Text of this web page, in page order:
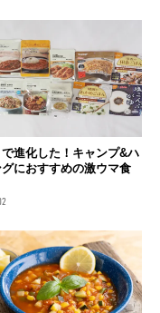
進化した！キャンプ&ハ
におすすめの激ウマ食